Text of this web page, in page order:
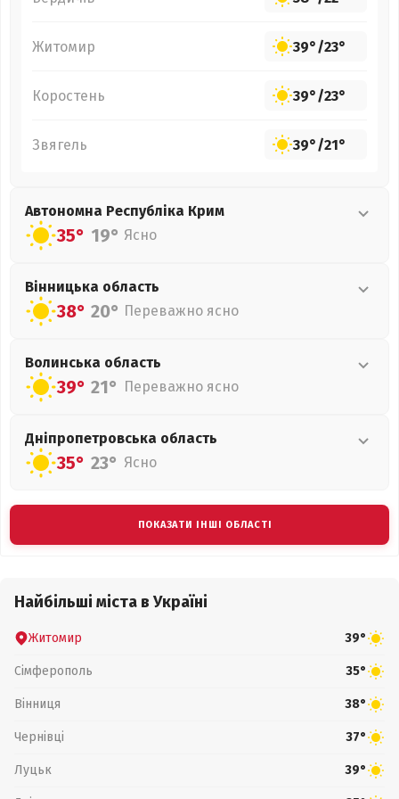
Житомир 39°/23°
Коростень 39°/23°
Звягель 39°/21°
Автономна Республіка Крим
35° 19° Ясно
Вінницька область
38° 20° Переважно ясно
Волинська область
39° 21° Переважно ясно
Дніпропетровська область
35° 23° Ясно
ПОКАЗАТИ ІНШІ ОБЛАСТІ
Найбільші міста в Україні
Житомир 39°
Сімферополь 35°
Вінниця 38°
Чернівці 37°
Луцьк 39°